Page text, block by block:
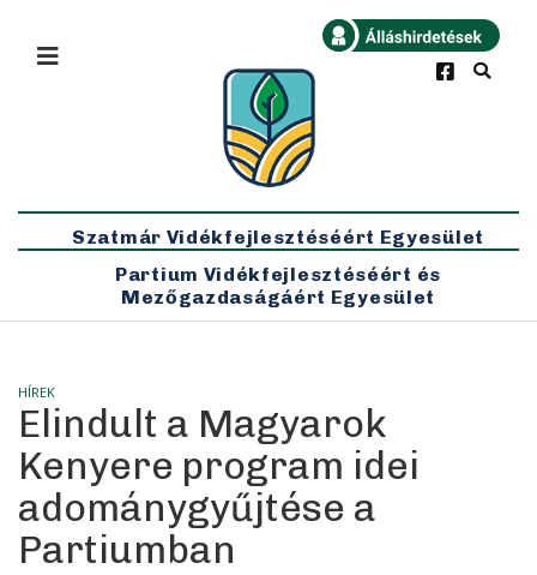
Legfrissebb
×
Szatmár Vidékfejlesztéséért Egyesület
Partium Vidékfejlesztéséért és
Mezőgazdaságáért Egyesület
HÍREK
Elindult a Magyarok
Kenyere program idei
adománygyűjtése a
Partiumban